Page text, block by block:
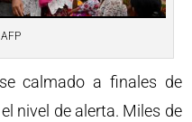
calmado a finales de
nivel de alerta. Miles de